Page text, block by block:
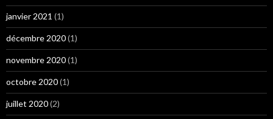
janvier 2021 (1)
décembre 2020(1)
novembre 2020(1)
octobre 2020(1)
juillet 2020(2)